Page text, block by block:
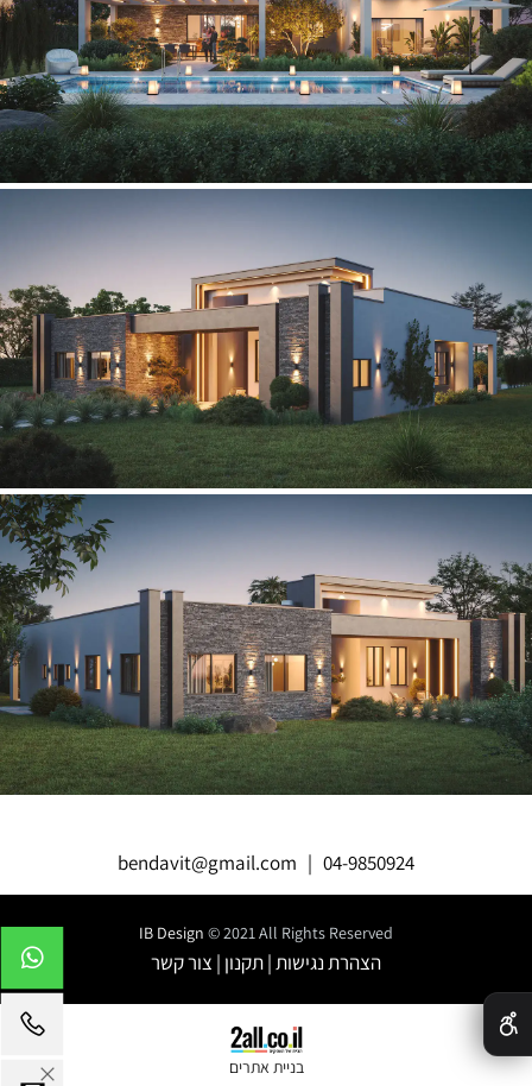
bendavit@gmail.com | 04-9850924
IB Design © 2021 All Rights Reserved
הצהרת נגישות|תקנון | צור קשר
בניית אתרים